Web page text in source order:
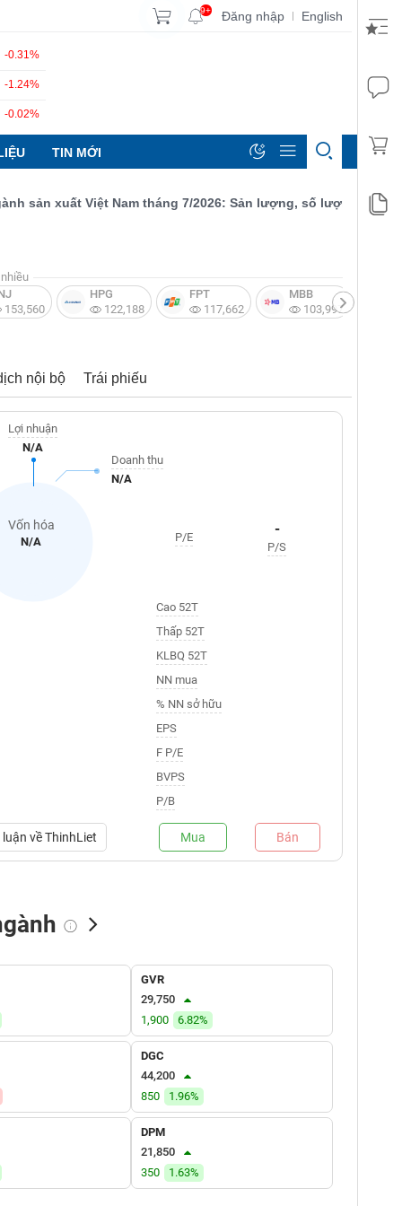
9+ Đăng nhập | English
-0.31%
-1.24%
-0.02%
TIN MỚI
xuất Việt Nam tháng 7/2026: Sản lượng, số lượng đơn đặt
153,560
HPG
122,188
FPT
117,662
MBB
103,997
nội bộ Trái phiếu
Vốn hóa
N/A
Lợi nhuận
N/A
Doanh thu
N/A
P/E -
P/S
Cao 52T
Thấp 52T
KLBQ 52T
NN mua
% NN sở hữu
EPS
F P/E
BVPS
P/B
vềThinhLiet Mua Bán
Tự doanh mua
GVR
29,750
1,900
6.82%
DGC
44,200
850
1.96%
DPM
21,850
350
1.63%